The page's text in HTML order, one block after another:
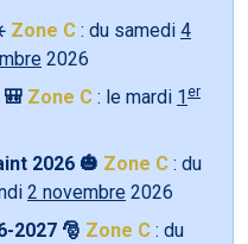
Zone C : du samedi 4
2026
Zone C : le mardi 1 er
2026 🎃 Zone C : du
2 novembre 2026
2027 🎅 Zone C : du